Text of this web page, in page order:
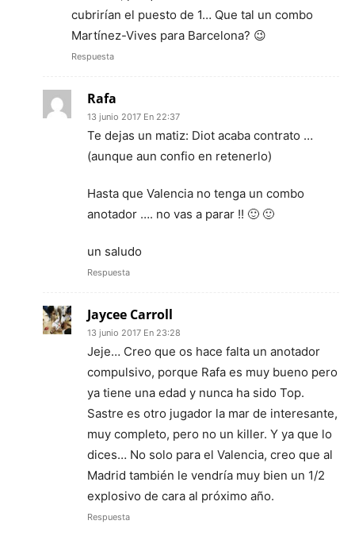
cubrirían el puesto de 1… Que tal un combo
Martínez-Vives para Barcelona? 😉
Respuesta
Rafa
13 junio 2017 En 22:37
Te dejas un matiz: Diot acaba contrato …
(aunque aun confio en retenerlo)
Hasta que Valencia no tenga un combo
anotador …. no vas a parar !! 🙂 🙂
un saludo
Respuesta
Jaycee Carroll
13 junio 2017 En 23:28
Jeje… Creo que os hace falta un anotador
compulsivo, porque Rafa es muy bueno pero
ya tiene una edad y nunca ha sido Top.
Sastre es otro jugador la mar de interesante,
muy completo, pero no un killer. Y ya que lo
dices… No solo para el Valencia, creo que al
Madrid también le vendría muy bien un 1/2
explosivo de cara al próximo año.
Respuesta